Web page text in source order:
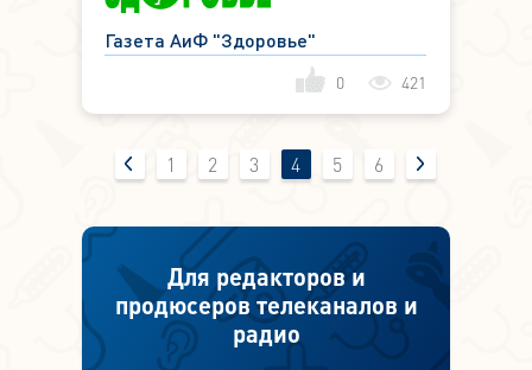
Газета АиФ "Здоровье"
0 421
1 2 3 4 5 6
Для редакторов и
продюсеров телеканалов и
радио